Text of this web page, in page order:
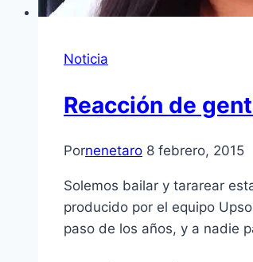
Noticia
Reacción de
Pornenetaro 8 febrero, 2015
Solemos bailar y tararear
producido por el equipo
paso de los años, y a nadie